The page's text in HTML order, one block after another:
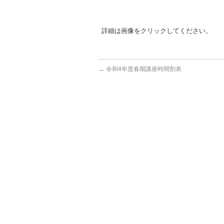
詳細は画像をクリックしてください。
← 令和4年度春期講座時間割表